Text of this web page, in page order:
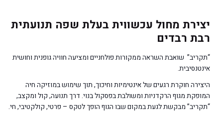
יצירת מחול עכשווית בעלת שפה תנועתית
רבת רבדים
“תקריב” שואבת השראה ממקורות פולחניים ומציעה חוויה גופנית וחושית
אינטנסיבית.
היצירה חוקרת רגעים של אינטימיות וחיכוך, תוך שימוש במוזיקה חיה
המופקת מגוף הרקדניות ומשולבת בפסקול בנוי. דרך תנועה, קול ומקצב,
“תקריב” מבקשת לגעת במקום שבו הגוף הופך לטקס – פרטי, קולקטיבי, חי.